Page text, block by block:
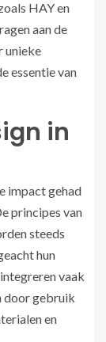
HAY en
aan de
unieke
essentie van
in
impact gehad
principes van
steeds
hun
vaak
door gebruik
en